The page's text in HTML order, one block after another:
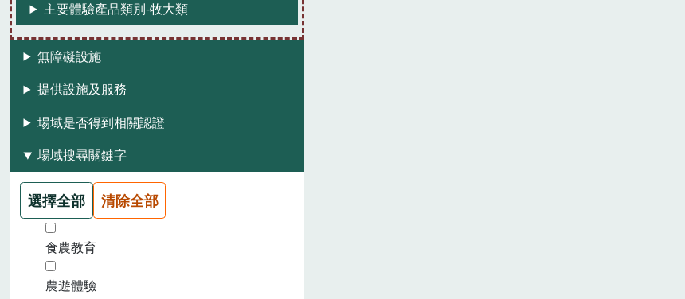
主要體驗產品類別-牧大類
無障礙設施
提供設施及服務
場域是否得到相關認證
場域搜尋關鍵字
選擇全部 清除全部
食農教育
農遊體驗